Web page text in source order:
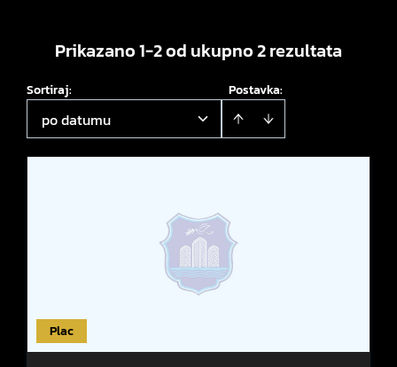
Prikazano 1-2 od ukupno 2 rezultata
Postavka:
Sortiraj:
po datumu
Plac